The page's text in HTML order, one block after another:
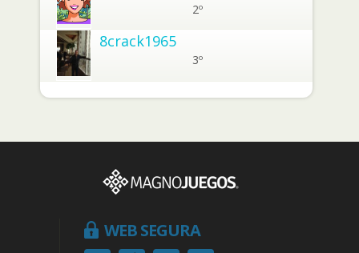
2º
8crack1965
3º
WEB SEGURA